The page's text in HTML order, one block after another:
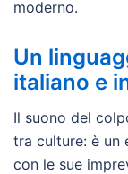
moderno.
Un
italiano e
Il suono del
tra culture: è un
con le sue